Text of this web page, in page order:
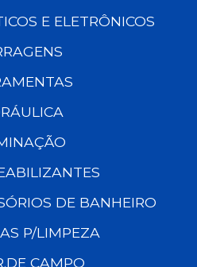
E ELETRÔNICOS
DE BANHEIRO
P/LIMPEZA
CAMPO